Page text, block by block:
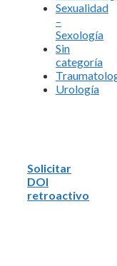
Sexualidad
–
Sexología
Sin
categoría
Urología
Solicitar
DOI
retroactivo